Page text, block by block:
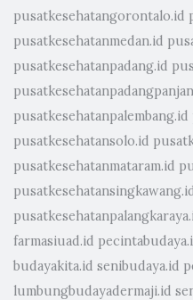
pusatkesehatangorontalo.id
pusatkesehatanmedan.id
pusatkesehatanpadang.id
pusatkesehatanpalembang.id
pusatkesehatansolo.id
pusatkesehatanmataram.id
farmasiuad.id
budayakita.id senibudaya.id
lumbungbudayadermaji.id